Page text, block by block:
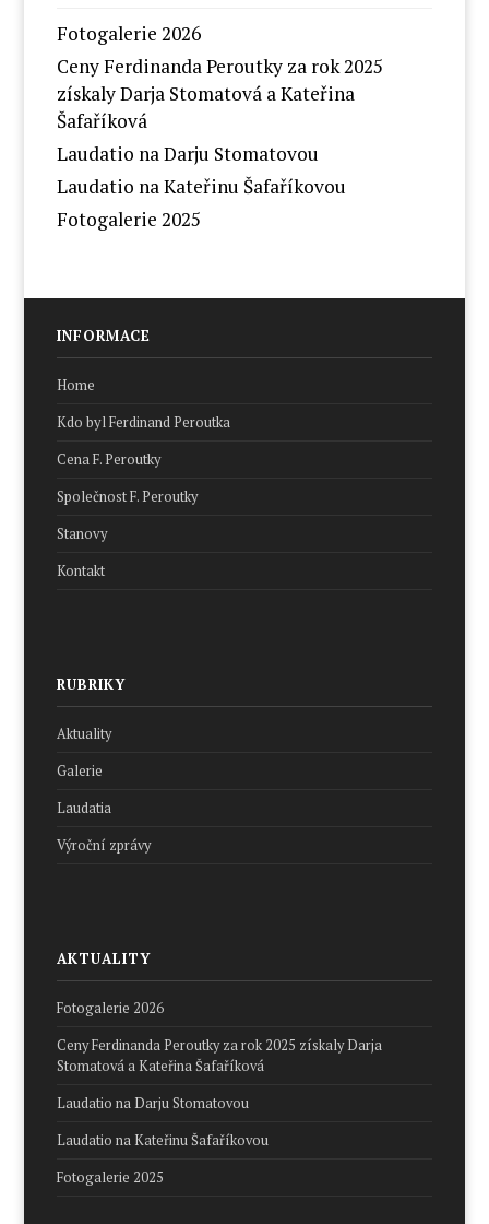
Fotogalerie 2026
Ceny Ferdinanda Peroutky za rok 2025
získaly Darja Stomatová a Kateřina
Šafaříková
Laudatio na Darju Stomatovou
Laudatio na Kateřinu Šafaříkovou
Fotogalerie 2025
INFORMACE
Home
Kdo byl Ferdinand Peroutka
Cena F. Peroutky
Společnost F. Peroutky
Stanovy
Kontakt
RUBRIKY
Aktuality
Galerie
Laudatia
Výroční zprávy
AKTUALITY
Fotogalerie 2026
Ceny Ferdinanda Peroutky za rok 2025 získaly Darja
Stomatová a Kateřina Šafaříková
Laudatio na Darju Stomatovou
Laudatio na Kateřinu Šafaříkovou
Fotogalerie 2025